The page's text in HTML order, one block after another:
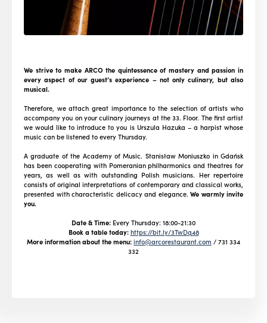
We strive to make ARCO the quintessence of mastery and passion in
every aspect of our guest’s experience – not only culinary, but also
musical.
Therefore, we attach great importance to the selection of artists who
accompany you on your culinary journeys at the 33. Floor. The first artist
we would like to introduce to you is Urszula Hazuka – a harpist whose
music can be listened to every Thursday.
A graduate of the Academy of Music. Stanisław Moniuszko in Gdańsk
has been cooperating with Pomeranian philharmonics and theatres for
years, as well as with outstanding Polish musicians. Her repertoire
consists of original interpretations of contemporary and classical works,
presented with characteristic delicacy and elegance. We warmly invite
you.
Date & Time: Every Thursday: 18:00-21:30
Book a table today: https://bit.ly/3TwDq48
More information about the menu:info@arcorestaurant.com /731 334
332